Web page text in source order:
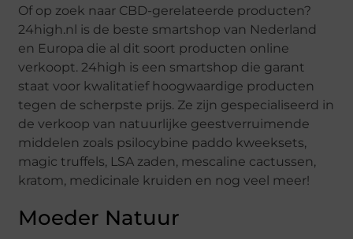
Of op zoek naar CBD-gerelateerde producten?
24high.nl is de beste smartshop van Nederland
en Europa die al dit soort producten online
verkoopt. 24high is een smartshop die garant
staat voor kwalitatief hoogwaardige producten
tegen de scherpste prijs. Ze zijn gespecialiseerd in
de verkoop van natuurlijke geestverruimende
middelen zoals psilocybine paddo kweeksets,
magic truffels, LSA zaden, mescaline cactussen,
kratom, medicinale kruiden en nog veel meer!
Moeder Natuur